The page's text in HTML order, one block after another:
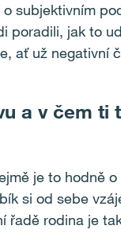
subjektivním
poradili, jak to
ať už negativní
a v čem ti
je to hodně
si od sebe
řadě rodina je